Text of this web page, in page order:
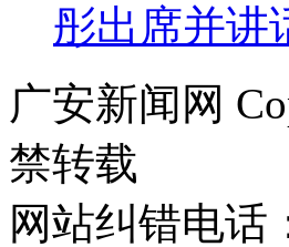
彤出席并讲
广安新闻网
禁转载
网站纠错电话